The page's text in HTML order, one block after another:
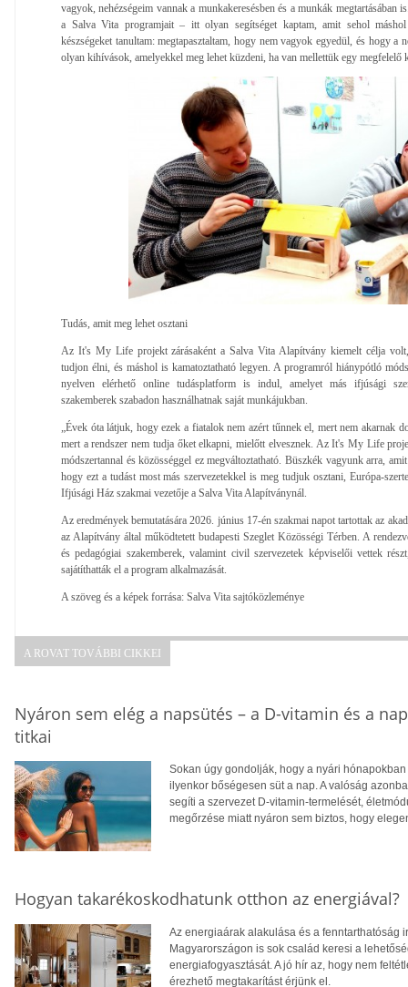
vagyok, nehézségeim vannak a munkakeresésben és a munkák megtartásában
a Salva Vita programjait – itt olyan segítséget kaptam, amit sehol
készségeket tanultam: megtapasztaltam, hogy nem vagyok egyedül, és hogy a
olyan kihívások, amelyekkel meg lehet küzdeni, ha van mellettük egy megfelelő
Tudás, amit meg lehet osztani
Az It's My Life projekt zárásaként a Salva Vita Alapítvány kiemelt célja
tudjon élni, és máshol is kamatoztatható legyen. A programról hiánypótló
nyelven elérhető online tudásplatform is indul, amelyet más ifjúsági
szakemberek szabadon használhatnak saját munkájukban.
„Évek óta látjuk, hogy ezek a fiatalok nem azért tűnnek el, mert nem akarnak
mert a rendszer nem tudja őket elkapni, mielőtt elvesznek. Az It's My Life
módszertannal és közösséggel ez megváltoztatható. Büszkék vagyunk arra,
hogy ezt a tudást most más szervezetekkel is meg tudjuk osztani, Európa-
Ifjúsági Ház szakmai vezetője a Salva Vita Alapítványnál.
Az eredmények bemutatására 2026. június 17-én szakmai napot tartottak az
az Alapítvány által működtetett budapesti Szeglet Közösségi Térben. A
és pedagógiai szakemberek, valamint civil szervezetek képviselői vettek
sajátíthatták el a program alkalmazását.
A szöveg és a képek forrása: Salva Vita sajtóközleménye
A ROVAT TOVÁBBI CIKKEI
Nyáron sem elég a napsütés – a D-vitamin és a
titkai
Sokan úgy gondolják, hogy a nyári
ilyenkor bőségesen süt a nap. A valóság
segíti a szervezet D-vitamin-termelését,
megőrzése miatt nyáron sem biztos, hogy
Hogyan takarékoskodhatunk otthon az energiával?
Az energiaárak alakulása és a fenntarthatóság
Magyarországon is sok család keresi a
energiafogyasztását. A jó hír az, hogy nem
érezhető megtakarítást érjünk el.